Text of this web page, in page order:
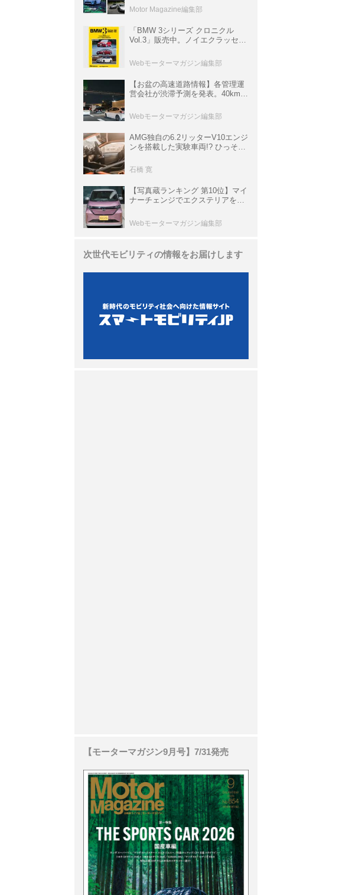
情報も満載
Motor Magazine編集部
「BMW 3シリーズ クロニクル
Vol.3」販売中。ノイエクラッセか
ムック
Webモーターマガジン編集部
【お盆の高速道路情報】各管理運
営会社が渋滞予測を発表。40km以
数ある
Webモーターマガジン編集部
AMG独自の6.2リッターV10エンジ
ンを搭載した実験車両!? ひっそり
P900 プロトタイプ」とは
石橋 寛
【写真蔵ランキング 第10位】マイ
ナーチェンジでエクステリアを刷
クラ」
Webモーターマガジン編集部
次世代モビリティの情報をお届けします
【モーターマガジン9月号】7/31発売